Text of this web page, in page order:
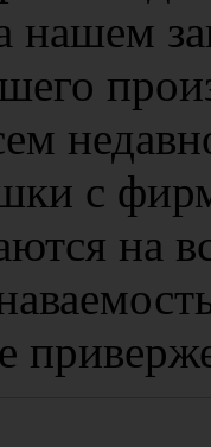
нашем
с
на